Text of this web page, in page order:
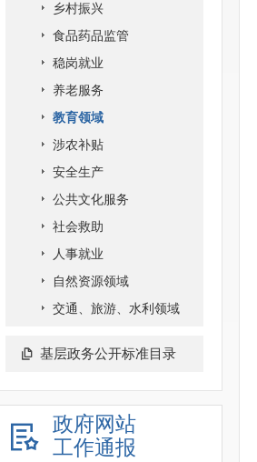
乡村振兴
食品药品监管
稳岗就业
养老服务
教育领域
涉农补贴
安全生产
公共文化服务
社会救助
人事就业
自然资源领域
交通、旅游、水利领域
基层政务公开标准目录
政府网站
工作通报